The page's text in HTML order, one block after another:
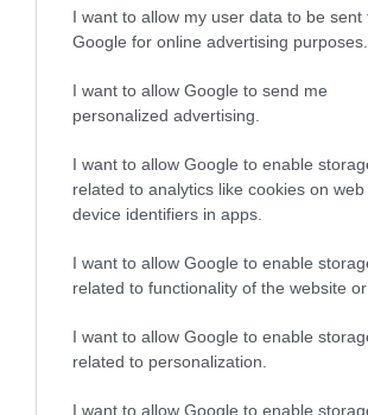
I want to allow my user data to be sent
Google for online advertising purposes.
I want to allow Google to send me
personalized advertising.
I want to allow Google to enable
related to analytics like cookies on
device identifiers in apps.
I want to allow Google to enable
related to functionality of the website or
I want to allow Google to enable
related to personalization.
I want to allow Google to enable
PRAZERES
Mike e Denese Butler fazem
casas peculiares no novo
19 Set 10:29